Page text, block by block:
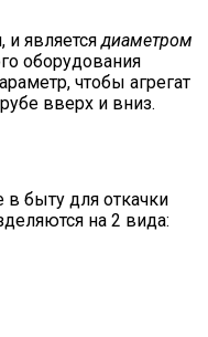
и являетсядиаметром
оборудования
чтобы агрегат
вверх и вниз.
быту для откачки
на 2 вида: